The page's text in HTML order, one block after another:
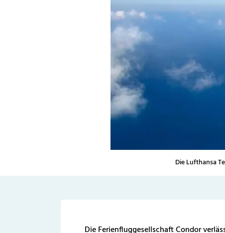
Die Lufthansa
Die Ferienfluggesellschaft Condor